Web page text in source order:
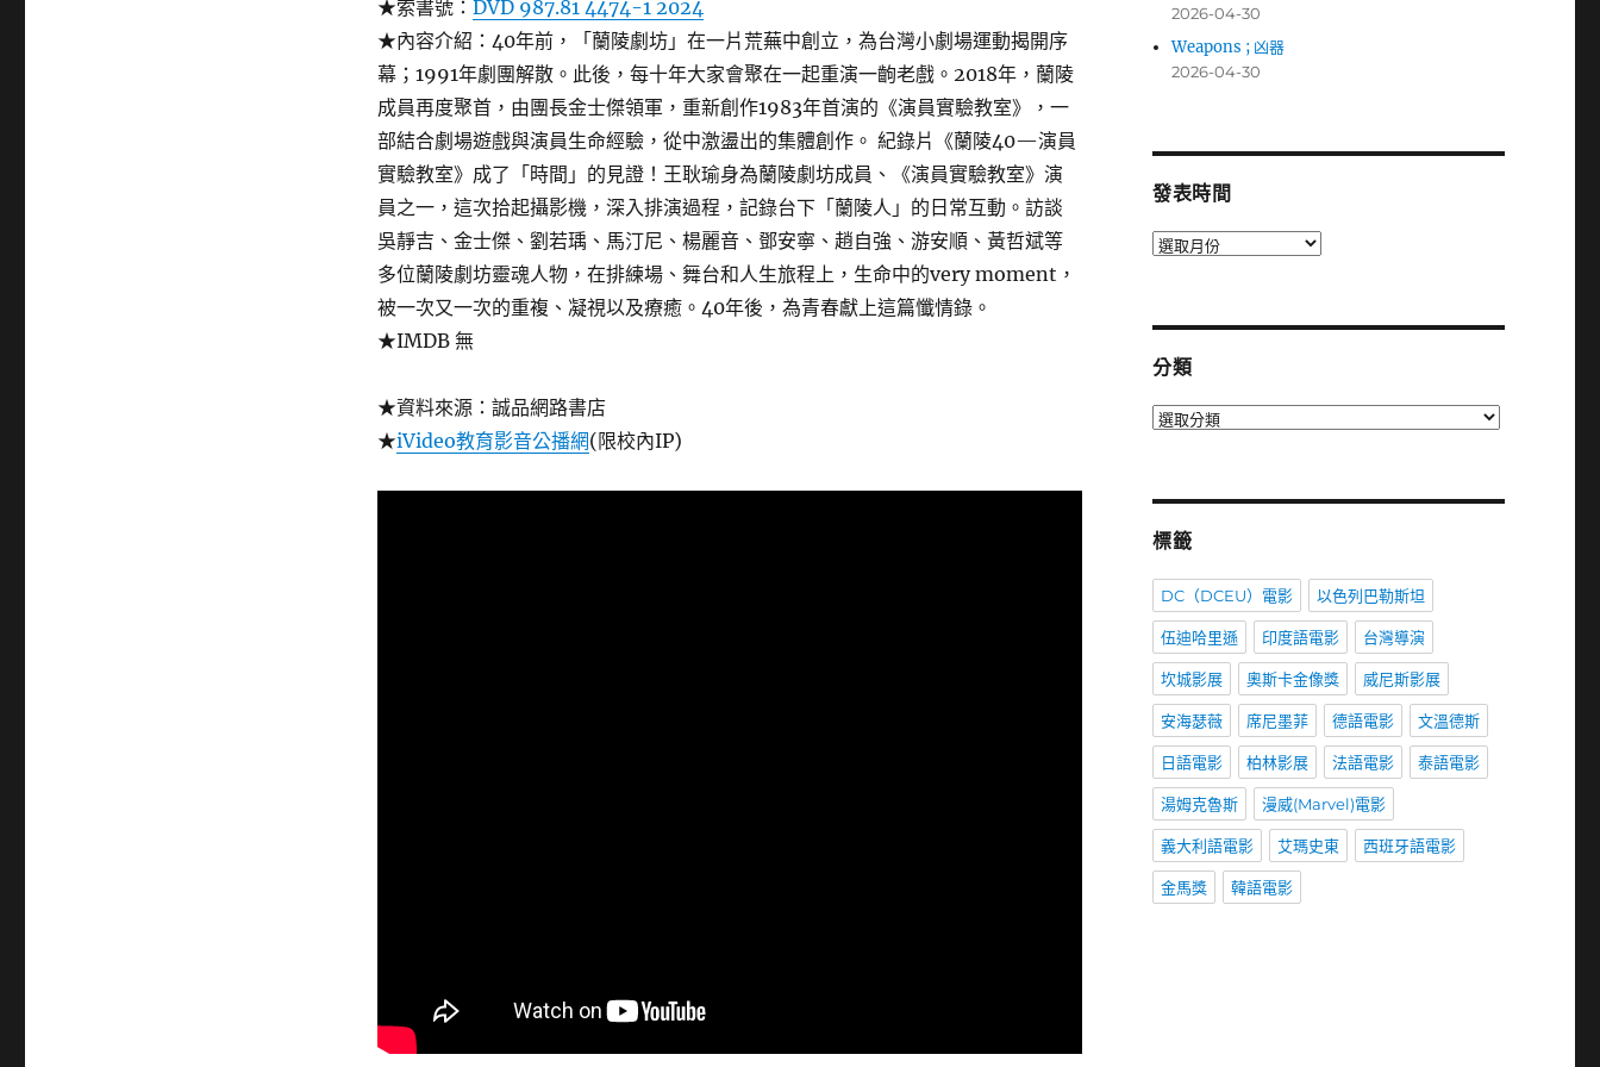
★索書號： DVD 987.81 4474-1 2024
★內容介紹：40年前，「蘭陵劇坊」在一片荒蕪中創立，為台灣小劇場運動揭開序
幕；1991年劇團解散。此後，每十年大家會聚在一起重演一齣老戲。2018年，蘭陵
成員再度聚首，由團長金士傑領軍，重新創作1983年首演的《演員實驗教室》，一
部結合劇場遊戲與演員生命經驗，從中激盪出的集體創作。 紀錄片《蘭陵40—演員
實驗教室》成了「時間」的見證！王耿瑜身為蘭陵劇坊成員、《演員實驗教室》演
員之一，這次拾起攝影機，深入排演過程，記錄台下「蘭陵人」的日常互動。訪談
吳靜吉、金士傑、劉若瑀、馬汀尼、楊麗音、鄧安寧、趙自強、游安順、黃哲斌等
多位蘭陵劇坊靈魂人物，在排練場、舞台和人生旅程上，生命中的very moment，
被一次又一次的重複、凝視以及療癒。40年後，為青春獻上這篇懺情錄。
★IMDB 無
★資料來源：誠品網路書店
★iVideo教育影音公播網(限校內IP)
2026-04-30
Weapons ; 凶器
2026-04-30
發表時間
發
分類
分
標籤
DC（DCEU）電影 以色列巴勒斯坦
伍迪哈里遜 印度語電影 台灣導演
坎城影展 奧斯卡金像獎 威尼斯影展
安海瑟薇 席尼墨菲 德語電影 文溫德斯
日語電影 柏林影展 法語電影 泰語電影
湯姆克魯斯 漫威(Marvel)電影
義大利語電影 艾瑪史東 西班牙語電影
金馬獎 韓語電影